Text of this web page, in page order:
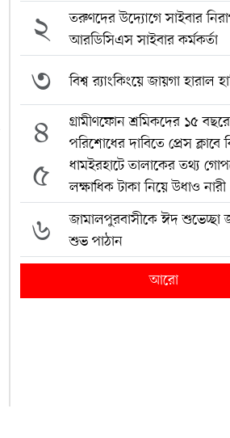
২
তরুণদের উদ্যোগে সাইবার
আরডিসিএস সাইবার কর্মকর্তা
৩ বিশ্ব র‍্যাংকিংয়ে জায়গা হারাল
৪
গ্রামীণফোন শ্রমিকদের ১৫
পরিশোধের দাবিতে প্রেস ক্লাবে
৫
ধামইরহাটে তালাকের তথ্য
লক্ষাধিক টাকা নিয়ে উধাও নারী
৬
জামালপুরবাসীকে ঈদ শুভেচ্ছা
শুভ পাঠান
আরো